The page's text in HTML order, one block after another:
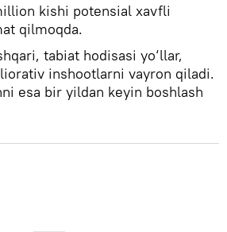
kishi potensial xavfli
qilmoqda.
tabiat hodisasi yo‘llar,
inshootlarni vayron qiladi.
esa bir yildan keyin boshlash